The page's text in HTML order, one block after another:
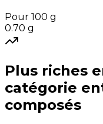
Pour 100 g
0.70 g
Plus riches
catégorie
composés